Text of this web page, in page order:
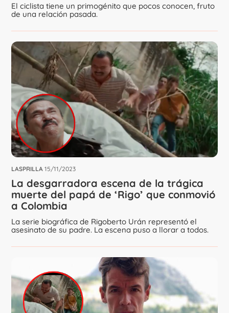
El ciclista tiene un primogénito que pocos conocen, fruto
de una relación pasada.
LASPRILLA 15/11/2023
La desgarradora escena de la trágica
muerte del papá de ‘Rigo’ que conmovió
a Colombia
La serie biográfica de Rigoberto Urán representó el
asesinato de su padre. La escena puso a llorar a todos.